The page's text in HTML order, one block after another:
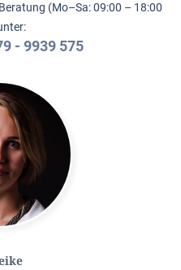
(Mo–Sa: 09:00 – 18:00
- 9939 575